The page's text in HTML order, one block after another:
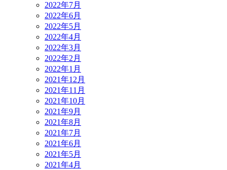
2022年7月
2022年6月
2022年5月
2022年4月
2022年3月
2022年2月
2022年1月
2021年12月
2021年11月
2021年10月
2021年9月
2021年8月
2021年7月
2021年6月
2021年5月
2021年4月